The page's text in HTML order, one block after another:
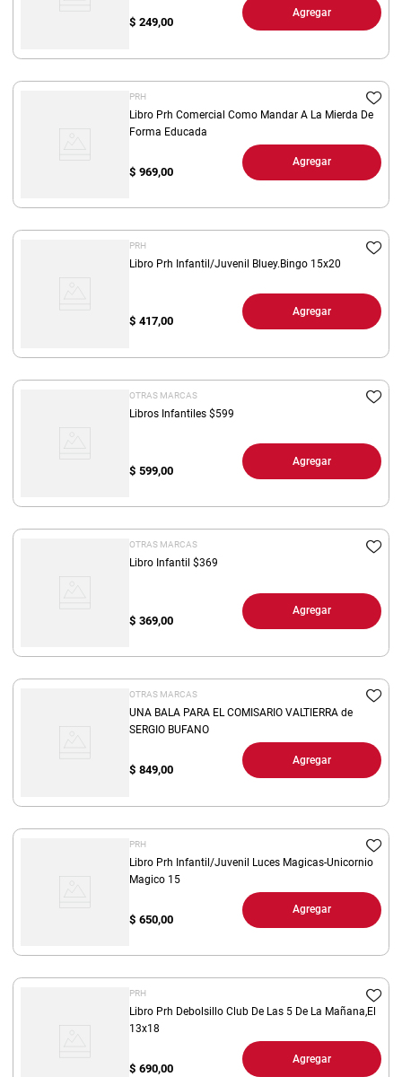
$ 249,00
Agregar
PRH
Libro Prh Comercial Como Mandar A La Mierda De
Forma Educada
$ 969,00
Agregar
PRH
Libro Prh Infantil/Juvenil Bluey.Bingo 15x20
$ 417,00
Agregar
OTRAS MARCAS
Libros Infantiles $599
$ 599,00
Agregar
OTRAS MARCAS
Libro Infantil $369
$ 369,00
Agregar
OTRAS MARCAS
UNA BALA PARA EL COMISARIO VALTIERRA de
SERGIO BUFANO
$ 849,00
Agregar
PRH
Libro Prh Infantil/Juvenil Luces Magicas-Unicornio
Magico 15
$ 650,00
Agregar
PRH
Libro Prh Debolsillo Club De Las 5 De La Mañana,El
13x18
$ 690,00
Agregar